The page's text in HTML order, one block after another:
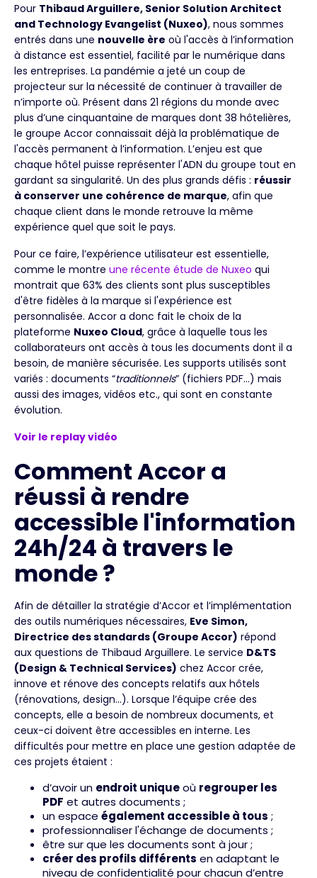
Pour Thibaud Arguillere, Senior Solution Architect
and Technology Evangelist (Nuxeo), nous sommes
entrés dans une nouvelle ère où l'accès à l’information
à distance est essentiel, facilité par le numérique dans
les entreprises. La pandémie a jeté un coup de
projecteur sur la nécessité de continuer à travailler de
n’importe où. Présent dans 21 régions du monde avec
plus d’une cinquantaine de marques dont 38 hôtelières,
le groupe Accor connaissait déjà la problématique de
l'accès permanent à l’information. L’enjeu est que
chaque hôtel puisse représenter l'ADN du groupe tout en
gardant sa singularité. Un des plus grands défis : réussir
à conserver une cohérence de marque, afin que
chaque client dans le monde retrouve la même
expérience quel que soit le pays.
Pour ce faire, l’expérience utilisateur est essentielle,
comme le montre une récente étude de Nuxeo qui
montrait que 63% des clients sont plus susceptibles
d'être fidèles à la marque si l'expérience est
personnalisée. Accor a donc fait le choix de la
plateforme Nuxeo Cloud, grâce à laquelle tous les
collaborateurs ont accès à tous les documents dont il a
besoin, de manière sécurisée. Les supports utilisés sont
variés : documents “traditionnels” (fichiers PDF…) mais
aussi des images, vidéos etc., qui sont en constante
évolution.
Voir le replayvidéo
Comment Accor a
réussi à rendre
accessible l'information
24h/24 à travers le
monde ?
Afin de détailler la stratégie d’Accor et l’implémentation
des outils numériques nécessaires, Eve Simon,
Directrice des standards (Groupe Accor) répond
aux questions de Thibaud Arguillere. Le service D&TS
(Design & Technical Services) chez Accor crée,
innove et rénove des concepts relatifs aux hôtels
(rénovations, design…). Lorsque l’équipe crée des
concepts, elle a besoin de nombreux documents, et
ceux-ci doivent être accessibles en interne. Les
difficultés pour mettre en place une gestion adaptée de
ces projets étaient :
d’avoir un endroit uniqueoù regrouper les
PDF et autres documents ;
un espace également accessible à tous ;
professionnaliser l'échange de documents ;
être sur que les documents sont à jour ;
créer des profils différents en adaptant le
niveau de confidentialité pour chacun d’entre